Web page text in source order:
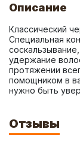
Описание
Классический
Специальная
удержание
протяжении
помощником в
нужно быть
Отзывы